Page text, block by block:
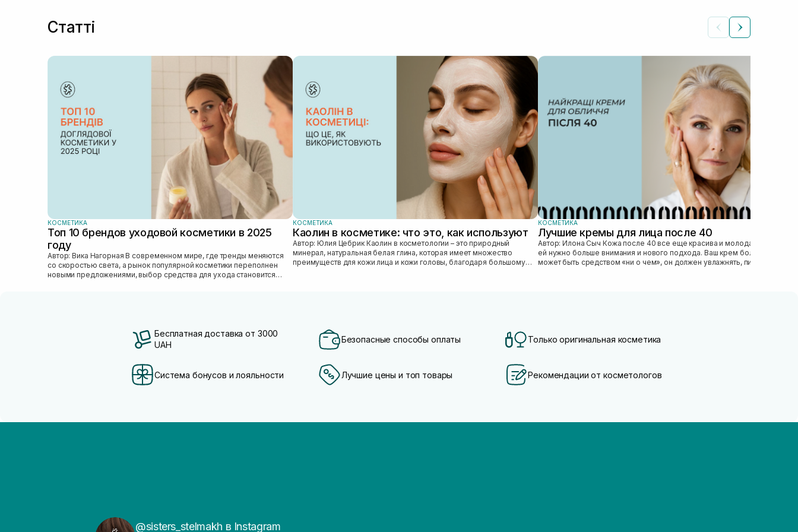
Статті
КОСМЕТИКА
Топ 10 брендов уходовой косметики в 2025
году
Автор: Вика Нагорная В современном мире, где тренды меняются
со скоростью света, а рынок популярной косметики переполнен
новыми предложениями, выбор средства для ухода становится
КОСМЕТИКА
Каолин в косметике: что это, как используют
Автор: Юлия Цебрик Каолин в косметологии – это природный
минерал, натуральная белая глина, которая имеет множество
преимуществ для кожи лица и кожи головы, благодаря большому
КОСМЕТИКА
Лучшие кремы для лица после 40
Автор: Илона Сыч Кожа после 40 все еще красива и молода, просто
ей нужно больше внимания и нового подхода. Ваш крем больше не
может быть средством «ни о чем», он должен увлажнять, питать,
Бесплатная доставка от 3000
UAH
Безопасные способы оплаты Только оригинальная косметика
Система бонусов и лояльности Лучшие цены и топ товары Рекомендации от косметологов
@sisters_stelmakh в Instagram